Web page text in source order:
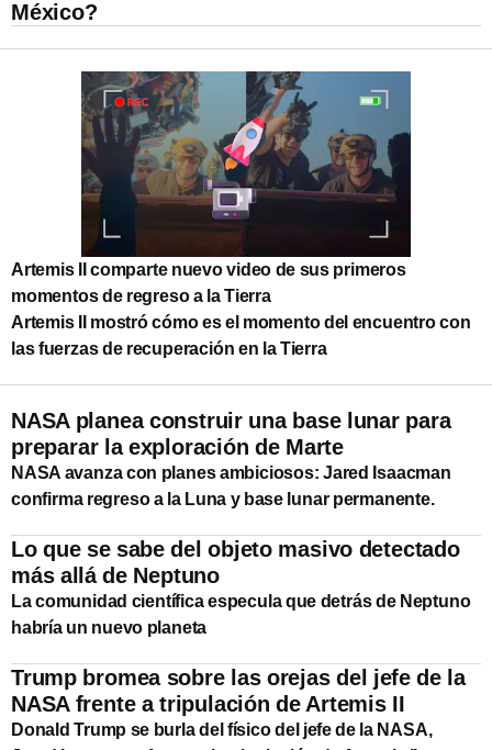
México?
Artemis II comparte nuevo video de sus primeros
momentos de regreso a la Tierra
Artemis II mostró cómo es el momento del encuentro con
las fuerzas de recuperación en la Tierra
NASA planea construir una base lunar para
preparar la exploración de Marte
NASA avanza con planes ambiciosos: Jared Isaacman
confirma regreso a la Luna y base lunar permanente.
Lo que se sabe del objeto masivo detectado
más allá de Neptuno
La comunidad científica especula que detrás de Neptuno
habría un nuevo planeta
Trump bromea sobre las orejas del jefe de la
NASA frente a tripulación de Artemis II
Donald Trump se burla del físico del jefe de la NASA,